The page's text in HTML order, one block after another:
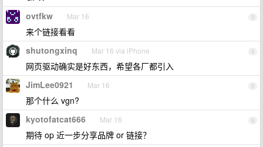
3
ovtfkw Mar 16
来个链接看看
4
shutongxinq Mar 16 via iPhone
网页驱动确实是好东西，希望各厂都引入
5
JimLee0921 Mar 16
那个什么 vgn?
6
kyotofatcat666 Mar 16
期待 op 近一步分享品牌 or 链接？